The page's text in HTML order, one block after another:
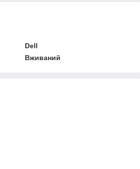
Dell
Вживаний